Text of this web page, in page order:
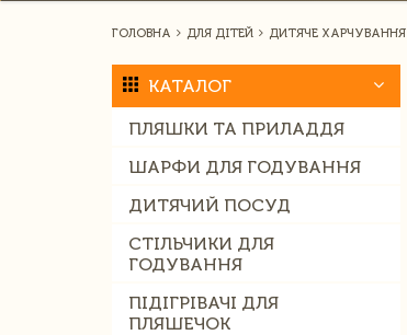
ГОЛОВНА ДЛЯ ДІТЕЙ ДИТЯЧЕ ХАРЧУВАННЯ
КАТАЛОГ
ПЛЯШКИ ТА ПРИЛАДДЯ
ШАРФИ ДЛЯ ГОДУВАННЯ
ДИТЯЧИЙ ПОСУД
СТІЛЬЧИКИ ДЛЯ
ГОДУВАННЯ
ПІДІГРІВАЧІ ДЛЯ
ПЛЯШЕЧОК